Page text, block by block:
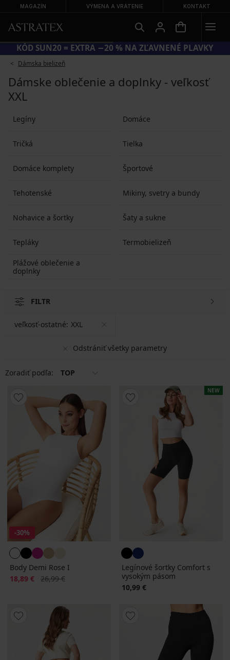
MAGAZÍN VÝMENA A VRÁTENIE KONTAKT
KÓD SUN20 = EXTRA −20 % NA ZĽAVNENÉ PLAVKY
Dámska bielizeň
Dámske oblečenie a doplnky - veľkosť
XXL
Legíny Domáce
Tričká Tielka
Domáce komplety Športové
Tehotenské Mikiny, svetry a bundy
Nohavice a šortky Šaty a sukne
Tepláky Termobielizeň
Plážové oblečenie a
doplnky
FILTR
Odstrániť všetky parametry
veľkosť-ostatné: XXL
Zoradiť podľa: TOP
-30%
Body Demi Rose I
Zľava
18,89 € Pôvodná cena
26,99 €
NEW
Legínové šortky Comfort s
vysokým pásom
10,99 €